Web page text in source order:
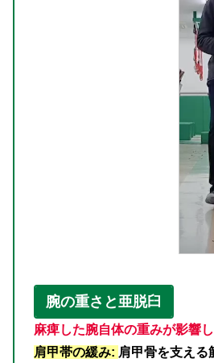
腕の重さと亜脱臼
麻痺した腕自体の重みが影響
肩甲帯の緩み: 肩甲骨を支える